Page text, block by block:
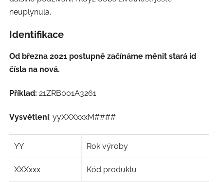
neuplynula.
Identifikace
Od března 2021 postupně začínáme měnit stará id
čísla na nová.
Příklad: 21ZRB001A3261
Vysvětlení: yyXXXxxxM####
YY Rok výroby
XXXxxx Kód produktu